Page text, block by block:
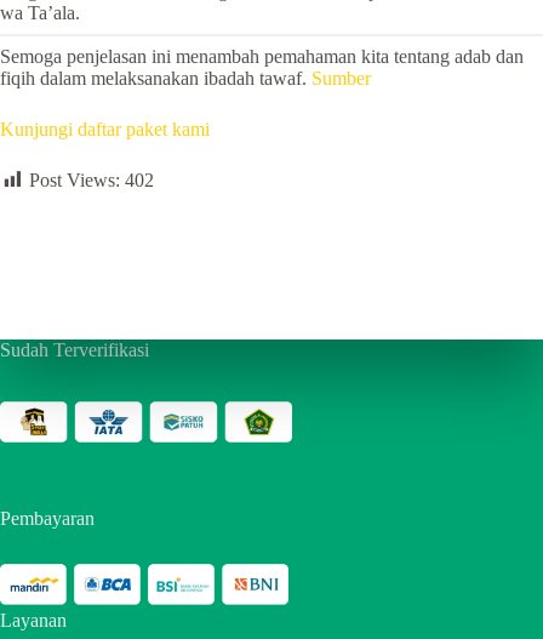
wa Ta’ala.
Semoga penjelasan ini menambah pemahaman kita tentang adab dan
fiqih dalam melaksanakan ibadah tawaf. Sumber
Kunjungi daftar paket kami
Post Views: 402
Sudah Terverifikasi
Pembayaran
Layanan